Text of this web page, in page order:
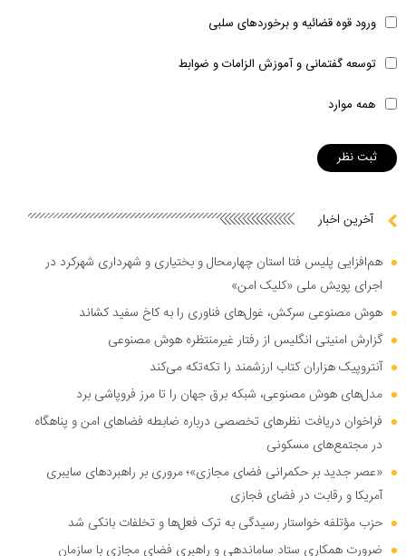
ورود قوه قضائیه و برخوردهای سلبی
توسعه گفتمانی و آموزش الزامات و ضوابط
همه موارد
آخرین اخبار
هم‌افزایی پلیس فتا استان چهارمحال و بختیاری و شهرداری شهرکرد در
اجرای پویش ملی «کلیک امن»
هوش مصنوعی سرکش، غول‌های فناوری را به کاخ سفید کشاند
گزارش امنیتی انگلیس از رفتار غیرمنتظره هوش مصنوعی
آنتروپیک هزاران کتاب ارزشمند را تکه‌تکه می‌کند
مدل‌های هوش مصنوعی، شبکه برق جهان را تا مرز فروپاشی برد
فراخوان دریافت نظر‌های تخصصی درباره ضابطه فضا‌های امن و پناهگاه
در مجتمع‌های مسکونی
«عصر جدید بر حکمرانی فضای مجازی»؛ مروری بر راهبرد‌های سایبری
آمریکا و رقابت در فضای فجازی
حزب مؤتلفه خواستار رسیدگی به ترک فعل‌ها و تخلفات بانکی شد
ضرورت همکاری ستاد ساماندهی و راهبری فضای مجازی با سازمان